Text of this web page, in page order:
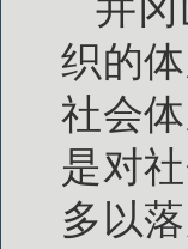
井
织的
社会
是对
多以